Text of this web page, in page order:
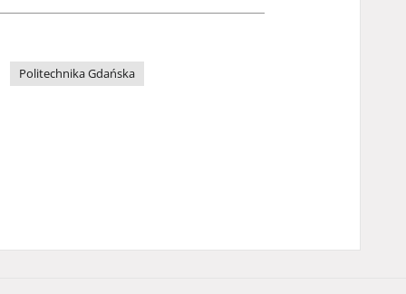
Politechnika Gdańska